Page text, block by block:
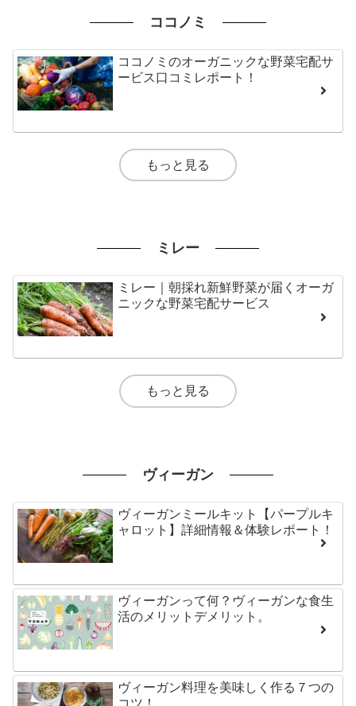
ココノミ
ココノミのオーガニックな野菜宅配サ
ービス口コミレポート！
もっと見る
ミレー
ミレー｜朝採れ新鮮野菜が届くオーガ
ニックな野菜宅配サービス
もっと見る
ヴィーガン
ヴィーガンミールキット【パープルキ
ャロット】詳細情報＆体験レポート！
ヴィーガンって何？ヴィーガンな食生
活のメリットデメリット。
ヴィーガン料理を美味しく作る７つの
コツ！